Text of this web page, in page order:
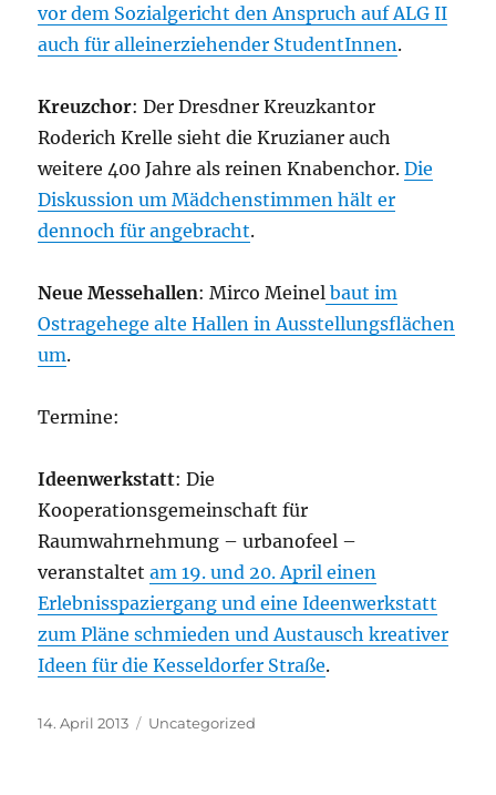
vor dem Sozialgericht den Anspruch auf ALG II
auch für alleinerziehender StudentInnen.
Kreuzchor: Der Dresdner Kreuzkantor
Roderich Krelle sieht die Kruzianer auch
weitere 400 Jahre als reinen Knabenchor.Die
Diskussion um Mädchenstimmen hält er
dennoch für angebracht.
Neue Messehallen: Mirco Meinel baut im
Ostragehege alte Hallen in Ausstellungsflächen
um.
Termine:
Ideenwerkstatt: Die
Kooperationsgemeinschaft für
Raumwahrnehmung – urbanofeel –
veranstaltetam 19. und 20. April einen
Erlebnisspaziergang und eine Ideenwerkstatt
zum Pläne schmieden und Austausch kreativer
Ideen für die Kesseldorfer Straße.
Veröffentlicht
14. April 2013 Kategorien
Uncategorized